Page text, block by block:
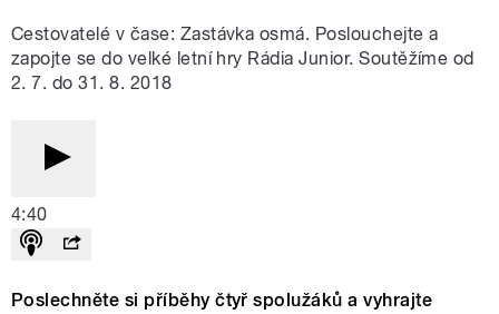
Cestovatelé v čase: Zastávka osmá. Poslouchejte a
zapojte se do velké letní hry Rádia Junior. Soutěžíme od
2. 7. do 31. 8. 2018
4:40
Poslechněte si příběhy čtyř spolužáků a vyhrajte